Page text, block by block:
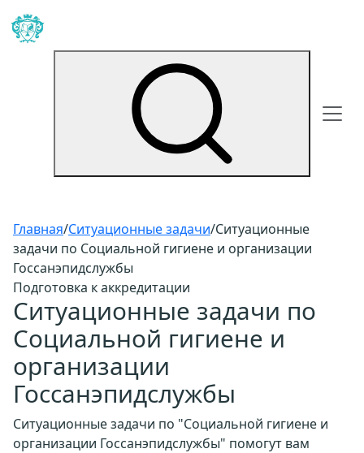
Главная/Ситуационные задачи/Ситуационные
задачи по Социальной гигиене и организации
Госсанэпидслужбы
Подготовка к аккредитации
Ситуационные задачи по
Социальной гигиене и
организации
Госсанэпидслужбы
Ситуационные задачи по "Социальной гигиене и
организации Госсанэпидслужбы" помогут вам